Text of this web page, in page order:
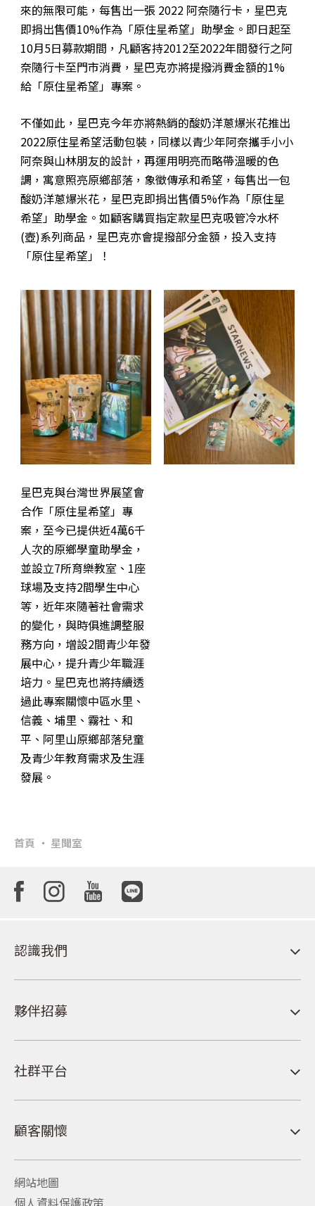
來的無限可能，每售出一張 2022 阿奈隨行卡，星巴克
即捐出售價10%作為「原住星希望」助學金。即日起至
10月5日募款期間，凡顧客持2012至2022年間發行之阿
奈隨行卡至門市消費，星巴克亦將提撥消費金額的1%
給「原住星希望」專案。
不僅如此，星巴克今年亦將熱銷的酸奶洋蔥爆米花推出
2022原住星希望活動包裝，同樣以青少年阿奈攜手小小
阿奈與山林朋友的設計，再運用明亮而略帶溫暖的色
調，寓意照亮原鄉部落，象徵傳承和希望，每售出一包
酸奶洋蔥爆米花，星巴克即捐出售價5%作為「原住星
希望」助學金。如顧客購買指定款星巴克吸管冷水杯
(壺)系列商品，星巴克亦會提撥部分金額，投入支持
「原住星希望」！
星巴克與台灣世界展望會
合作「原住星希望」專
案，至今已提供近4萬6千
人次的原鄉學童助學金，
並設立7所育樂教室、1座
球場及支持2間學生中心
等，近年來隨著社會需求
的變化，與時俱進調整服
務方向，增設2間青少年發
展中心，提升青少年職涯
培力。星巴克也將持續透
過此專案關懷中區水里、
信義、埔里、霧社、和
平、阿里山原鄉部落兒童
及青少年教育需求及生涯
發展。
首頁 星聞室
認識我們
夥伴招募
社群平台
顧客關懷
網站地圖
個人資料保護政策